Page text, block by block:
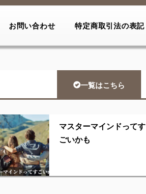
お問い合わせ 特定商取引法の表記
一覧はこちら
マスターマインドってす
ごいかも